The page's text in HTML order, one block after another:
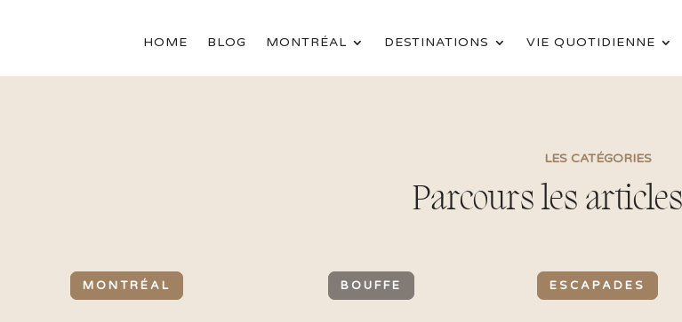
HOME BLOG MONTRÉAL DESTINATIONS VIE QUOTIDIENNE
LES CATÉGORIES
Parcours les
MONTRÉAL BOUFFE ESCAPADES